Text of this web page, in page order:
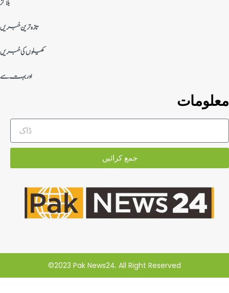
معلومات
جمع کرائیں
بلاگز
تازہ ترین خبریں
کھیلوں کی خبریں
اور بہت سے
©2023 Pak News24. All Right Reserved